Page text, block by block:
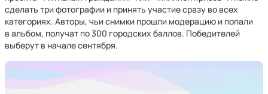
сделать три фотографии и принять участие сразу во всех
категориях. Авторы, чьи снимки прошли модерацию и попали
в альбом, получат по 300 городских баллов. Победителей
выберут в начале сентября.